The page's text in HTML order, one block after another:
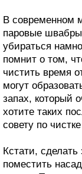
В современном
паровые
убираться
помнит о том,
чистить время
могут
запах, который
хотите таких
совету по
Кстати,
поместить